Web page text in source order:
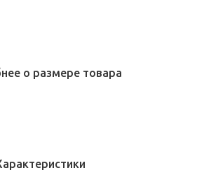
о размере товара